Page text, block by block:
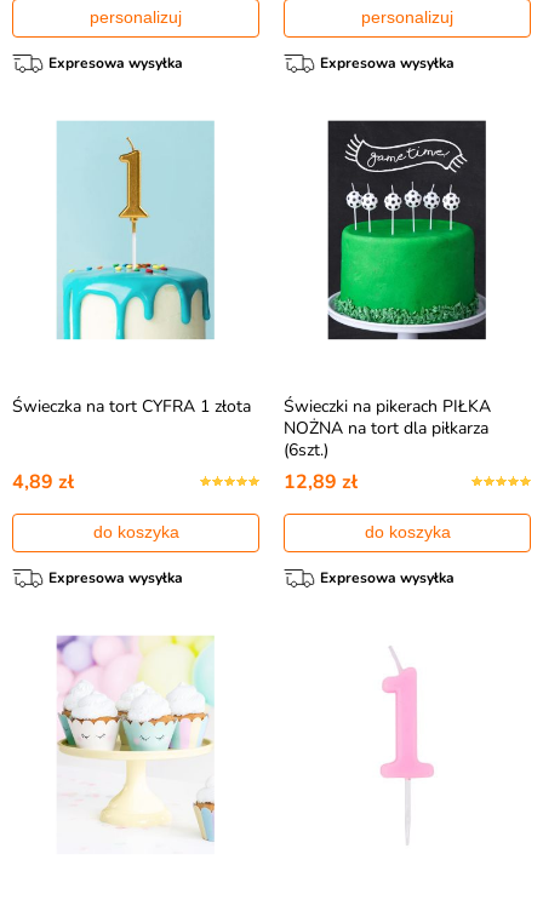
personalizuj
Expresowa wysyłka
personalizuj
Expresowa wysyłka
Świeczka na tort CYFRA 1 złota
4,89 zł
do koszyka
Expresowa wysyłka
Świeczki na pikerach PIŁKA
NOŻNA na tort dla piłkarza
(6szt.)
12,89 zł
do koszyka
Expresowa wysyłka